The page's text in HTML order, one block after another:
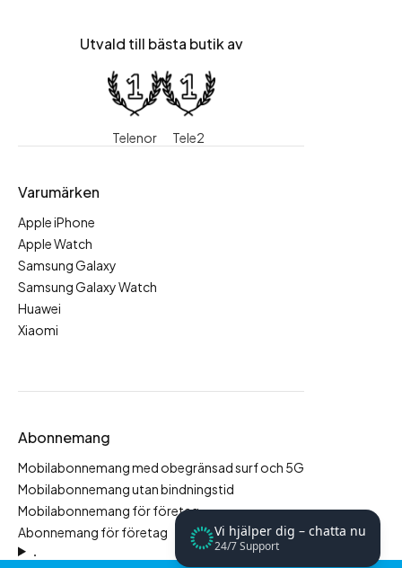
Vi hjälper dig – chatta nu
24/7 Support
Utvald till bästa butik av
Telenor Tele2
Varumärken
Apple iPhone
Apple Watch
Samsung Galaxy
Samsung Galaxy Watch
Huawei
Xiaomi
Abonnemang
Mobilabonnemang med obegränsad surf och 5G
Mobilabonnemang utan bindningstid
Mobilabonnemang för företag
Abonnemang för företag
.